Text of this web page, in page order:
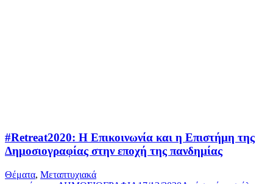
#Retreat2020: Η Επικοινωνία και η Επιστήμη της
Δημοσιογραφίας στην εποχή της πανδημίας
Θέματα, Μεταπτυχιακά